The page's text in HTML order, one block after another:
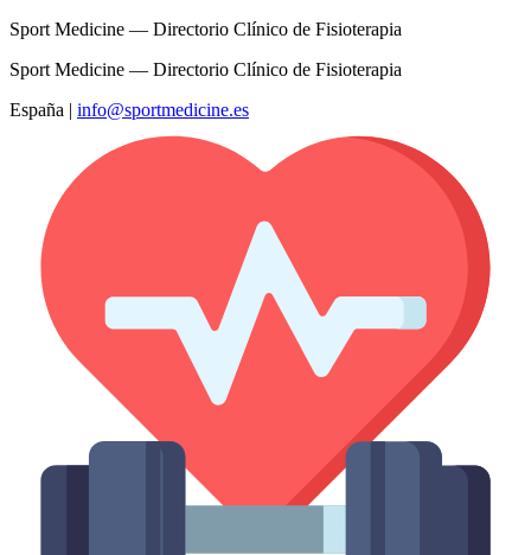
Sport Medicine — Directorio Clínico de Fisioterapia
Sport Medicine — Directorio Clínico de Fisioterapia
España | info@sportmedicine.es